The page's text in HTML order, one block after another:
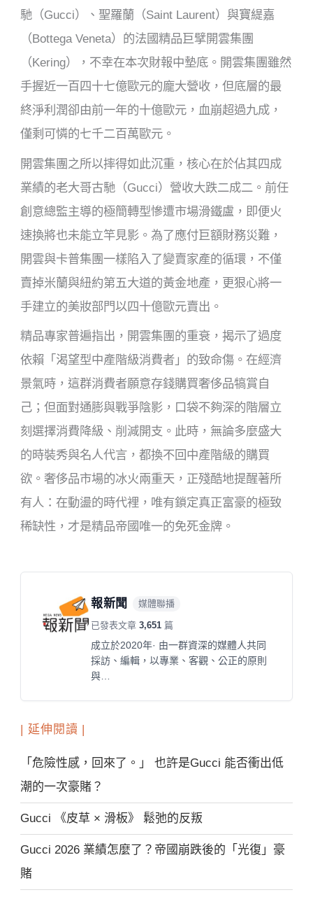
馳（Gucci）、聖羅蘭（Saint Laurent）與寶緹嘉
（Bottega Veneta）的法國精品巨擘開雲集團
（Kering），不幸在本次財報中墊底。開雲集團雖然
手握近一百四十七億歐元的龐大營收，但底層的最
終淨利潤卻由前一年的十億歐元，血崩超過九成，
僅剩可憐的七千二百萬歐元。
開雲集團之所以摔得如此沉重，核心在於佔其四成
業績的老大哥古馳（Gucci）營收大跌二成二。前任
創意總監主導的極簡轉型慘遭市場滑鐵盧，即便火
速換將也未能立竿見影。為了應付巨額財務災難，
開雲與卡普集團一樣陷入了變賣家產的循環，不僅
賣掉米蘭與紐約第五大道的黃金地產，更狠心將一
手建立的美妝部門以四十億歐元賣出。
精品專家普遍指出，開雲集團的重衰，揭示了過度
依賴「渴望型中產階級消費者」的致命傷。在經濟
景氣時，這群消費者願意存錢購買奢侈品犒賞自
己；但面對通膨與戰爭陰影，口袋不夠深的階層立
刻選擇消費降級、削減開支。此時，無論多麼盛大
的時裝秀與名人代言，都換不回中產階級的購買
欲。奢侈品市場的冰火兩重天，正殘酷地提醒著所
有人：在動盪的時代裡，唯有鎖定真正富豪的極致
稀缺性，才是精品帝國唯一的免死金牌。
報新聞 媒體聯播
已發表文章3,651 篇
成立於2020年· 由一群資深的媒體人共同
採訪、編輯，以專業、客觀、公正的原則
與…
| 延伸閱讀 |
「危險性感，回來了。」 也許是Gucci 能否衝出低
潮的一次豪賭？
Gucci 《皮草 × 滑板》 鬆弛的反叛
Gucci 2026 業績怎麼了？帝國崩跌後的「光復」豪
賭